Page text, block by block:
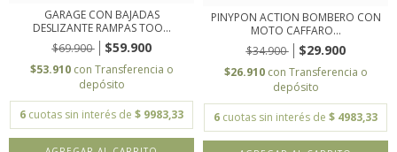
GARAGE CON BAJADAS
DESLIZANTE RAMPAS TOO...
$69.900
$59.900
$53.910 con Transferencia o
depósito
6 cuotas sin interés de $ 9983,33
PINYPON ACTION BOMBERO CON
MOTO CAFFARO...
$34.900
$29.900
$26.910 con Transferencia o
depósito
6 cuotas sin interés de $ 4983,33